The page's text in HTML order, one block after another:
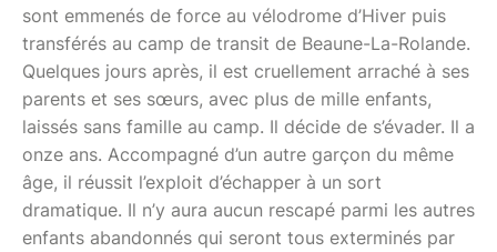
sont emmenés de force au vélodrome d’Hiver puis
transférés au camp de transit de Beaune-La-Rolande.
Quelques jours après, il est cruellement arraché à ses
parents et ses sœurs, avec plus de mille enfants,
laissés sans famille au camp. Il décide de s’évader. Il a
onze ans. Accompagné d’un autre garçon du même
âge, il réussit l’exploit d’échapper à un sort
dramatique. Il n’y aura aucun rescapé parmi les autres
enfants abandonnés qui seront tous exterminés par